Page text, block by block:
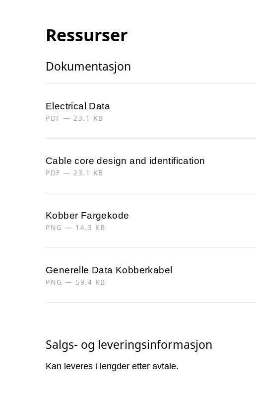
Ressurser
Dokumentasjon
Electrical Data
PDF — 23.1 KB
Cable core design and identification
PDF — 23.1 KB
Kobber Fargekode
PNG — 14.3 KB
Generelle Data Kobberkabel
PNG — 59.4 KB
Salgs- og leveringsinformasjon
Kan leveres i lengder etter avtale.